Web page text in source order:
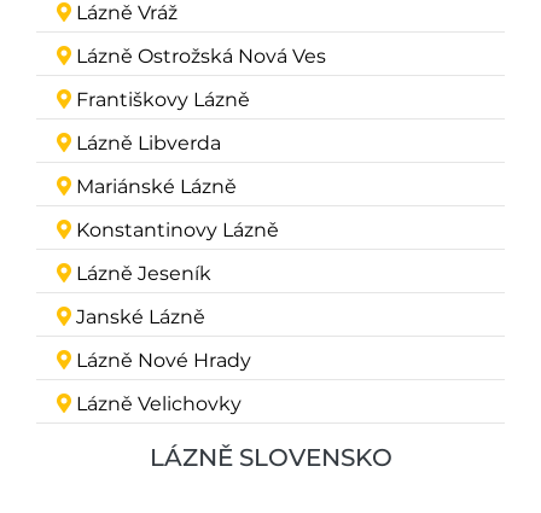
Lázně Vráž
Lázně Ostrožská Nová Ves
Františkovy Lázně
Lázně Libverda
Mariánské Lázně
Konstantinovy Lázně
Lázně Jeseník
Janské Lázně
Lázně Nové Hrady
Lázně Velichovky
LÁZNĚ SLOVENSKO